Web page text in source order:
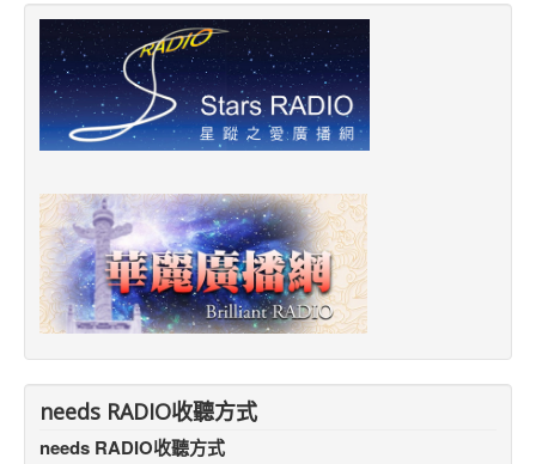
needs RADIO收聽方式
needs RADIO收聽方式